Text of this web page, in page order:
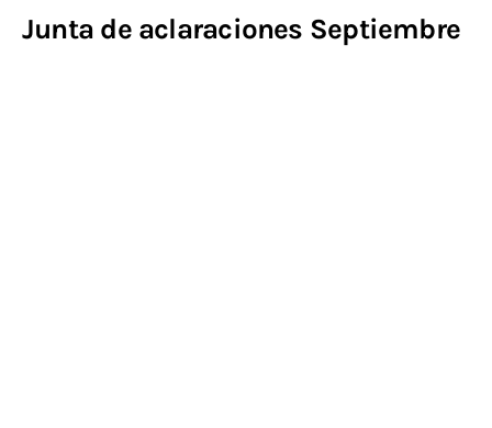
Contacto
Junta de aclaraciones Septiembre